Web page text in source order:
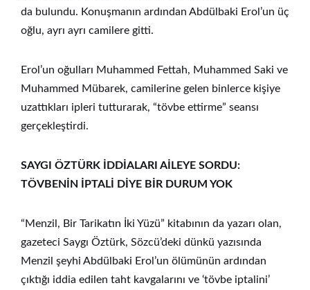
da bulundu. Konuşmanın ardından Abdülbaki Erol’un üç
oğlu, ayrı ayrı camilere gitti.
Erol’un oğulları Muhammed Fettah, Muhammed Saki ve
Muhammed Mübarek, camilerine gelen binlerce kişiye
uzattıkları ipleri tutturarak, “tövbe ettirme” seansı
gerçekleştirdi.
SAYGI ÖZTÜRK İDDİALARI AİLEYE SORDU:
TÖVBENİN İPTALİ DİYE BİR DURUM YOK
“Menzil, Bir Tarikatın İki Yüzü” kitabının da yazarı olan,
gazeteci Saygı Öztürk, Sözcü’deki dünkü yazısında
Menzil şeyhi Abdülbaki Erol’un ölümünün ardından
çıktığı iddia edilen taht kavgalarını ve ‘tövbe iptalini’